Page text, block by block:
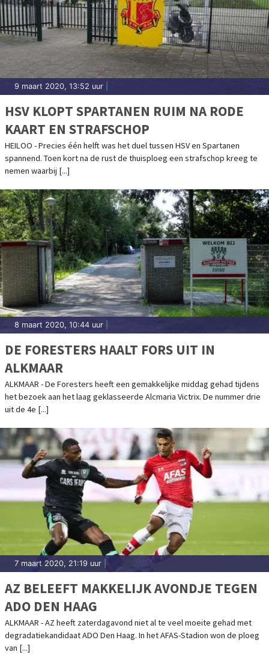
9 maart 2020, 13:52 uur
HSV KLOPT SPARTANEN RUIM NA RODE
KAART EN STRAFSCHOP
HEILOO - Precies één helft was het duel tussen HSV en Spartanen
spannend. Toen kort na de rust de thuisploeg een strafschop kreeg te
nemen waarbij [...]
8 maart 2020, 10:44 uur
DE FORESTERS HAALT FORS UIT IN
ALKMAAR
ALKMAAR - De Foresters heeft een gemakkelijke middag gehad tijdens
het bezoek aan het laag geklasseerde Alcmaria Victrix. De nummer drie
uit de 4e [...]
7 maart 2020, 21:19 uur
AZ BELEEFT MAKKELIJK AVONDJE TEGEN
ADO DEN HAAG
ALKMAAR - AZ heeft zaterdagavond niet al te veel moeite gehad met
degradatiekandidaat ADO Den Haag. In het AFAS-Stadion won de ploeg
van [...]